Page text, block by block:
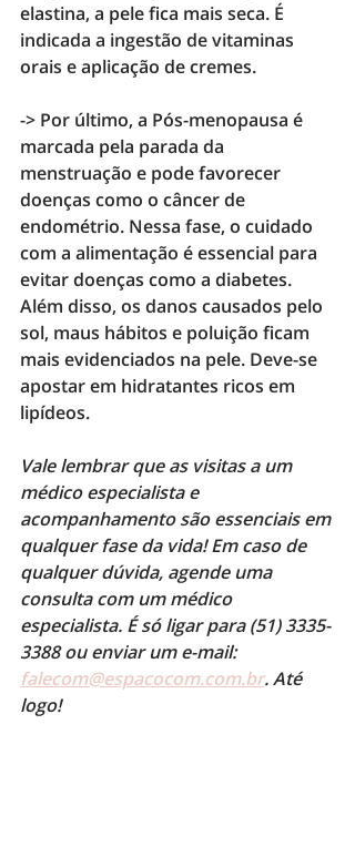
elastina, a pele fica mais seca. É
indicada a ingestão de vitaminas
orais e aplicação de cremes.
-> Por último, a Pós-menopausa é
marcada pela parada da
menstruação e pode favorecer
doenças como o câncer de
endométrio. Nessa fase, o cuidado
com a alimentação é essencial para
evitar doenças como a diabetes.
Além disso, os danos causados pelo
sol, maus hábitos e poluição ficam
mais evidenciados na pele. Deve-se
apostar em hidratantes ricos em
lipídeos.
Vale lembrar que as visitas a um
médico especialista e
acompanhamento são essenciais em
qualquer fase da vida! Em caso de
qualquer dúvida, agende uma
consulta com um médico
especialista. É só ligar para (51) 3335-
3388 ou enviar um e-mail:
falecom@espacocom.com.br. Até
logo!